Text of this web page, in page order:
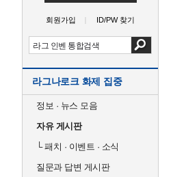
회원가입 ID/PW 찾기
라그나로크 화제 집중
정보 · 뉴스 모음
자유 게시판
└패치 · 이벤트 · 소식
질문과 답변 게시판